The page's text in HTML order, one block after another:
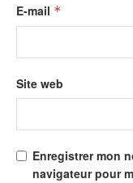
E-mail *
Site web
Enregistrer mon
navigateur pour